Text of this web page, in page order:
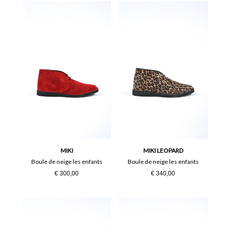
MIKI
Boule de neige les enfants
€ 300,00
MIKI LEOPARD
Boule de neige les enfants
€ 340,00